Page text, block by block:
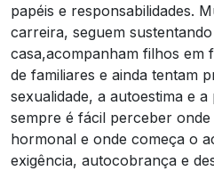
papéis e responsabilidades.
carreira, seguem
casa,acompanham filhos em
de familiares e ainda tentam
sexualidade, a autoestima e
sempre é fácil perceber
hormonal e onde começa o
exigência, autocobrança e